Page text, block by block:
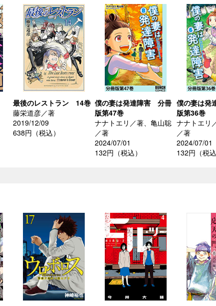
最後のレストラン 14巻
藤栄道彦／著
2019/12/09
638円（税込）
僕の妻は発達障害 分冊
版第47巻
ナナトエリ／著、亀山聡
／著
2024/07/01
132円（税込）
僕の妻は
版第36巻
ナナトエリ
／著
2024/07/01
132円（税込